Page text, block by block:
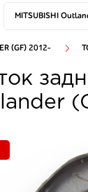
(GF) 2012-